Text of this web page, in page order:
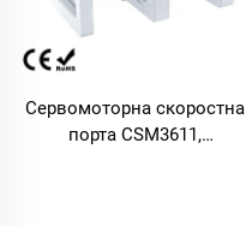
Сервомоторна скоростна
порта CSM3611,